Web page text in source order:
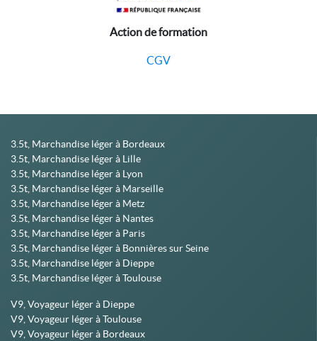
Action de formation
CGV
3.5t, Marchandise léger à Bordeaux
3.5t, Marchandise léger à Lille
3.5t, Marchandise léger à Lyon
3.5t, Marchandise léger à Marseille
3.5t, Marchandise léger à Metz
3.5t, Marchandise léger à Nantes
3.5t, Marchandise léger à Paris
3.5t, Marchandise léger à Bonnières sur Seine
3.5t, Marchandise léger à Dieppe
3.5t, Marchandise léger à Toulouse
V9, Voyageur léger à Dieppe
V9, Voyageur léger à Toulouse
V9, Voyageur léger à Bordeaux